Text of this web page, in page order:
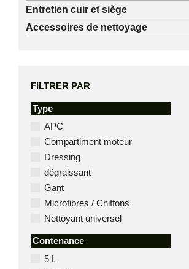
Entretien cuir et siège
Accessoires de nettoyage
FILTRER PAR
Type
APC
Compartiment moteur
Dressing
dégraissant
Gant
Microfibres / Chiffons
Nettoyant universel
Contenance
5 L